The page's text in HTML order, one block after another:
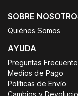
SOBRE
Quiénes Somos
AYUDA
Preguntas
Medios de Pago
Políticas de Envío
Cambios y